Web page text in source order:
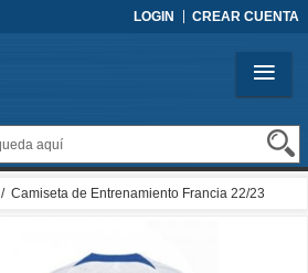
LOGIN CREAR CUENTA
/ Camiseta de Entrenamiento Francia 22/23